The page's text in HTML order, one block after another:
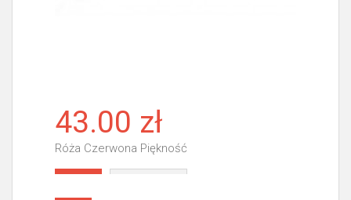
43.00 zł
Róża Czerwona Piękność